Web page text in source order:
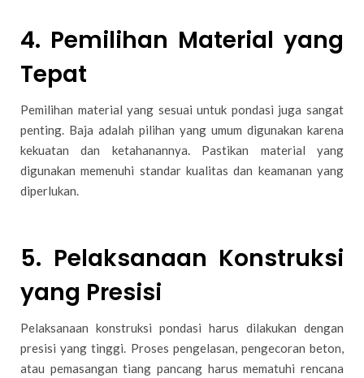
4. Pemilihan Material yang
Tepat
Pemilihan material yang sesuai untuk pondasi juga sangat
penting. Baja adalah pilihan yang umum digunakan karena
kekuatan dan ketahanannya. Pastikan material yang
digunakan memenuhi standar kualitas dan keamanan yang
diperlukan.
5. Pelaksanaan Konstruksi
yang Presisi
Pelaksanaan konstruksi pondasi harus dilakukan dengan
presisi yang tinggi. Proses pengelasan, pengecoran beton,
atau pemasangan tiang pancang harus mematuhi rencana